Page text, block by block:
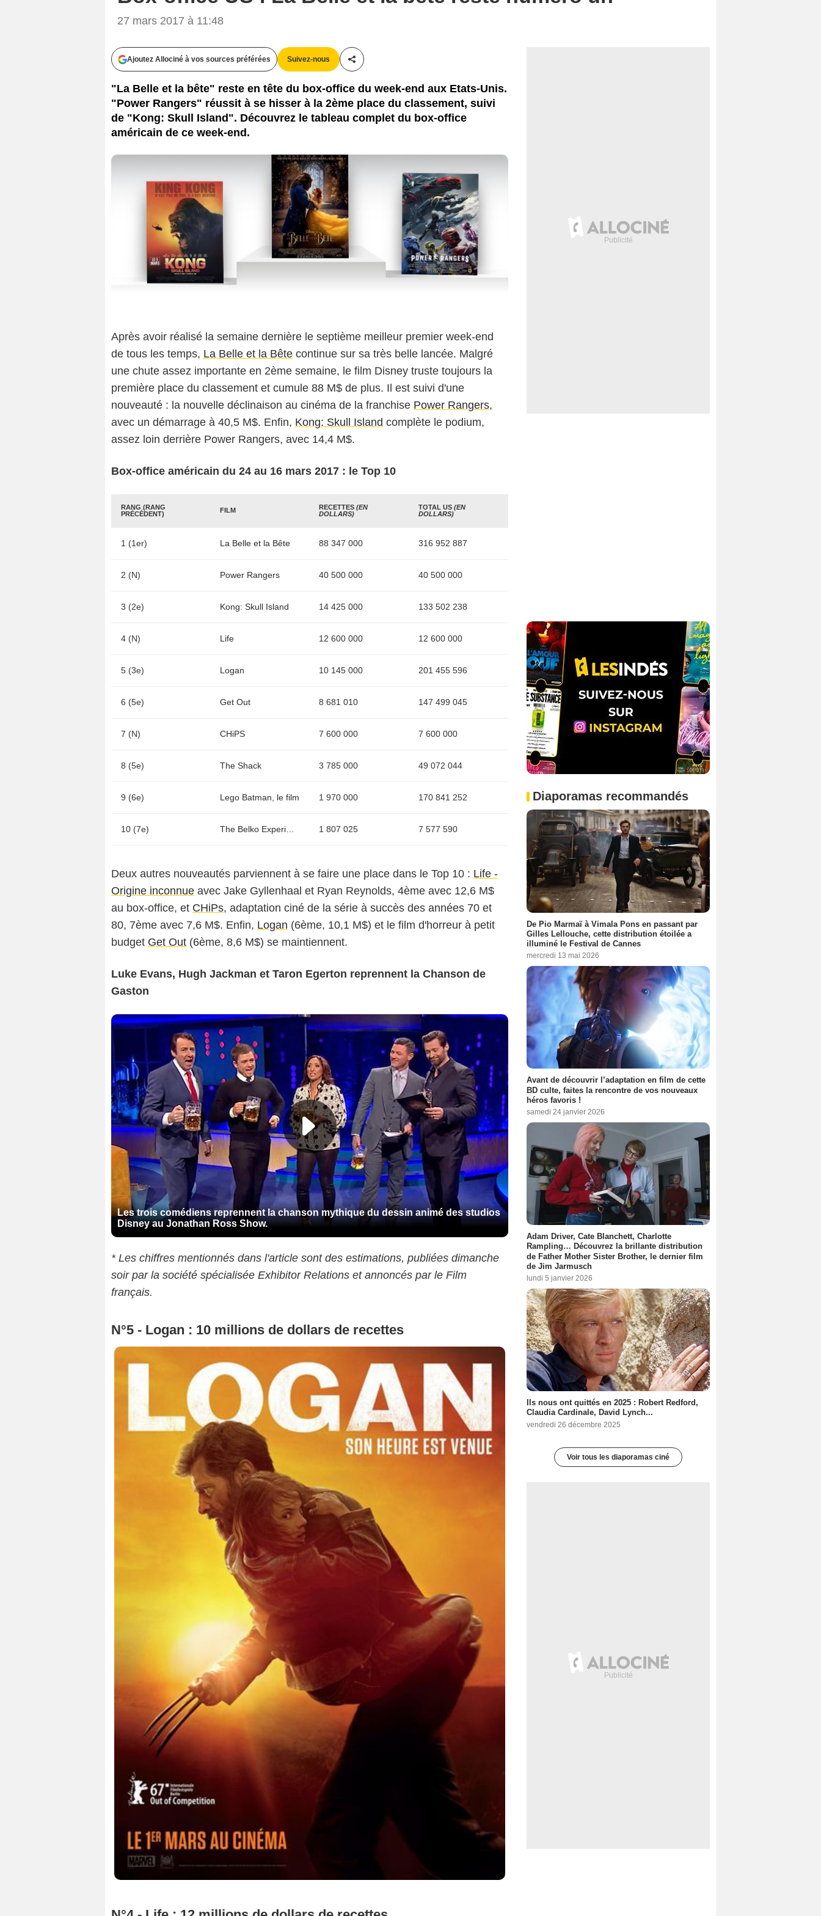
27 mars 2017 à 11:48
Ajoutez Allociné à vos sources préférées Suivez-nous
Partager cet article
"La Belle et la bête" reste en tête du box-office du week-end aux Etats-Unis.
"Power Rangers" réussit à se hisser à la 2ème place du classement, suivi
de "Kong: Skull Island". Découvrez le tableau complet du box-office
américain de ce week-end.
Après avoir réalisé la semaine dernière le septième meilleur premier week-end
de tous les temps, La Belle et la Bête continue sur sa très belle lancée. Malgré
une chute assez importante en 2ème semaine, le film Disney truste toujours la
première place du classement et cumule 88 M$ de plus. Il est suivi d'une
nouveauté : la nouvelle déclinaison au cinéma de la franchise Power Rangers,
avec un démarrage à 40,5 M$. Enfin, Kong: Skull Island complète le podium,
assez loin derrière Power Rangers, avec 14,4 M$.
Box-office américain du 24 au 16 mars 2017 : le Top 10
RANG (RANG
PRÉCÉDENT)
FILM RECETTES (EN
DOLLARS)
TOTAL US (EN
DOLLARS)
1 (1er) La Belle et la Bête 88 347 000 316 952 887
2 (N) Power Rangers 40 500 000 40 500 000
3 (2e) Kong: Skull Island 14 425 000 133 502 238
4 (N) Life 12 600 000 12 600 000
5 (3e) Logan 10 145 000 201 455 596
6 (5e) Get Out 8 681 010 147 499 045
7 (N) CHiPS 7 600 000 7 600 000
8 (5e) The Shack 3 785 000 49 072 044
9 (6e) Lego Batman, le film 1 970 000 170 841 252
10 (7e) 1 807 025 7 577 590
Deux autres nouveautés parviennent à se faire une place dans le Top 10 : Life -
Origine inconnue avec Jake Gyllenhaal et Ryan Reynolds, 4ème avec 12,6 M$
au box-office, et CHiPs, adaptation ciné de la série à succès des années 70 et
80, 7ème avec 7,6 M$. Enfin, Logan (6ème, 10,1 M$) et le film d'horreur à petit
budget Get Out (6ème, 8,6 M$) se maintiennent.
Luke Evans, Hugh Jackman et Taron Egerton reprennent la Chanson de
Gaston
Les trois comédiens reprennent la chanson mythique du dessin animé des studios
Disney au Jonathan Ross Show.
* Les chiffres mentionnés dans l'article sont des estimations, publiées dimanche
soir par la société spécialisée Exhibitor Relations et annoncés par le Film
français.
N°5 - Logan : 10 millions de dollars de recettes
Diaporamas recommandés
De Pio Marmaï à Vimala Pons en passant par
Gilles Lellouche, cette distribution étoilée a
illuminé le Festival de Cannes
mercredi 13 mai 2026
Avant de découvrir l’adaptation en film de cette
BD culte, faites la rencontre de vos nouveaux
héros favoris !
samedi 24 janvier 2026
Adam Driver, Cate Blanchett, Charlotte
Rampling… Découvrez la brillante distribution
de Father Mother Sister Brother, le dernier film
de Jim Jarmusch
lundi 5 janvier 2026
Ils nous ont quittés en 2025 : Robert Redford,
Claudia Cardinale, David Lynch...
vendredi 26 décembre 2025
Voir tous les diaporamas ciné